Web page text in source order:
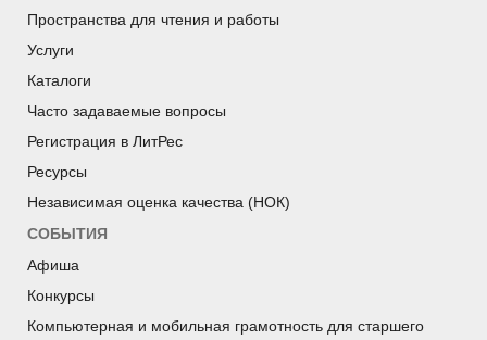
Пространства для чтения и работы
Услуги
Каталоги
Часто задаваемые вопросы
Регистрация в ЛитРес
Ресурсы
Независимая оценка качества (НОК)
СОБЫТИЯ
Афиша
Конкурсы
Компьютерная и мобильная грамотность для старшего